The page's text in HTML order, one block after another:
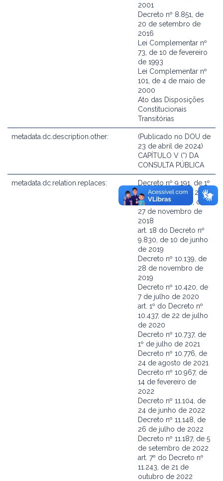
2001
Decreto nº 8.851, de
20 de setembro de
2016
Lei Complementar nº
73, de 10 de fevereiro
de 1993
Lei Complementar nº
101, de 4 de maio de
2000
Ato das Disposições
Constitucionais
Transitórias
metadata.dc.description.other:
(Publicado no DOU de
23 de abril de 2024)
CAPÍTULO V (*) DA
CONSULTA PÚBLICA
metadata.dc.relation.replaces:
Decreto nº 9.191, de 1º
de novembro de 2017
Decreto nº 9.588, de
27 de novembro de
2018
art. 18 do Decreto nº
9.830, de 10 de junho
de 2019
Decreto nº 10.139, de
28 de novembro de
2019
Decreto nº 10.420, de
7 de julho de 2020
art. 1º do Decreto nº
10.437, de 22 de julho
de 2020
Decreto nº 10.737, de
1º de julho de 2021
Decreto nº 10.776, de
24 de agosto de 2021
Decreto nº 10.967, de
14 de fevereiro de
2022
Decreto nº 11.104, de
24 de junho de 2022
Decreto nº 11.148, de
26 de julho de 2022
Decreto nº 11.187, de 5
de setembro de 2022
art. 7º do Decreto nº
11.243, de 21 de
outubro de 2022